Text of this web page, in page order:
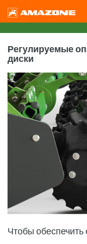
Регулируемые
диски
Чтобы